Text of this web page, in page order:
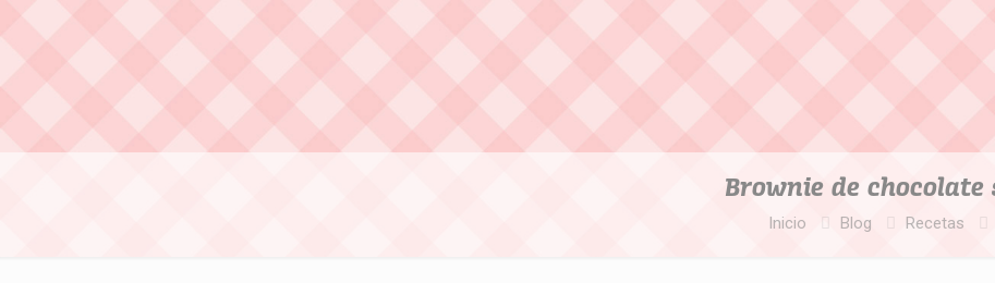
Brownie de
Inicio Blog Recetas